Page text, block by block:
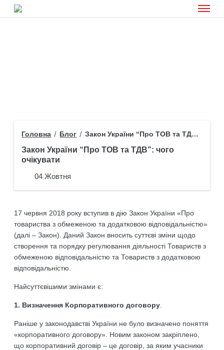
Головна Блог Закон України “Про ТОВ та ТДВ”: чого очікувати
Закон України “Про ТОВ та ТДВ”: чого
очікувати
04 Жовтня
17 червня 2018 року вступив в дію Закон України «Про
товариства з обмеженою та додатковою відповідальністю»
(далі – Закон). Даний Закон вносить суттєві зміни щодо
створення та порядку регулювання діяльності Товариств з
обмеженою відповідальністю та Товариств з додатковою
відповідальністю.
Найсуттєвішими змінами є:
1. Визначення Корпоративного договору
Раніше у законодавстві України не було визначено поняття
«корпоративного договору». Новим законом закріплено,
що корпоративний договір – це договір, за яким учасники